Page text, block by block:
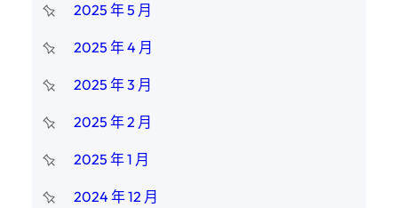
2025 年 5 月
2025 年 4 月
2025 年 3 月
2025 年 2 月
2025 年 1 月
2024 年 12 月